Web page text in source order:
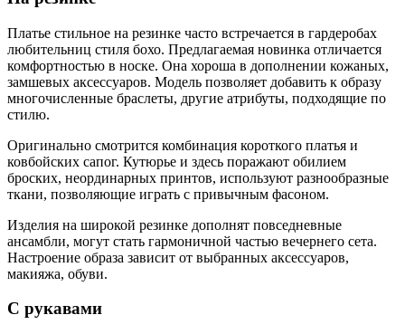
Платье стильное на резинке часто встречается в гардеробах
любительниц стиля бохо. Предлагаемая новинка отличается
комфортностью в носке. Она хороша в дополнении кожаных,
замшевых аксессуаров. Модель позволяет добавить к образу
многочисленные браслеты, другие атрибуты, подходящие по
стилю.
Оригинально смотрится комбинация короткого платья и
ковбойских сапог. Кутюрье и здесь поражают обилием
броских, неординарных принтов, используют разнообразные
ткани, позволяющие играть с привычным фасоном.
Изделия на широкой резинке дополнят повседневные
ансамбли, могут стать гармоничной частью вечернего сета.
Настроение образа зависит от выбранных аксессуаров,
макияжа, обуви.
С рукавами